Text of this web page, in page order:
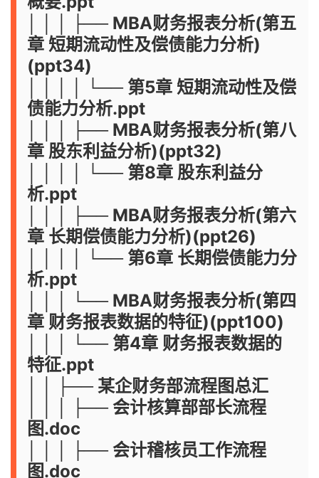
│ │ │ ├── MBA财务报表分析(第五
章 短期流动性及偿债能力分析)
(ppt34)
│ │ │ │ └── 第5章 短期流动性及偿
债能力分析.ppt
│ │ │ ├── MBA财务报表分析(第八
章 股东利益分析)(ppt32)
│ │ │ │ └── 第8章 股东利益分
析.ppt
│ │ │ ├── MBA财务报表分析(第六
章 长期偿债能力分析)(ppt26)
│ │ │ │ └── 第6章 长期偿债能力分
析.ppt
│ │ │ └── MBA财务报表分析(第四
章 财务报表数据的特征)(ppt100)
│ │ │ └── 第4章 财务报表数据的
特征.ppt
│ │ ├── 某企财务部流程图总汇
│ │ │ ├── 会计核算部部长流程
图.doc
│ │ │ ├── 会计稽核员工作流程
图.doc